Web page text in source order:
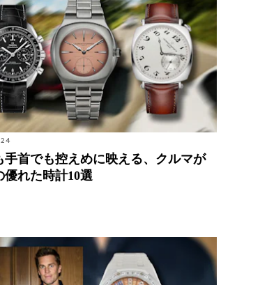
計10選
手首でも控えめに映える、クルマが
優れた時計10選
トム・ブレイディのオークションにユニー
ロイヤル オーク フライング トゥールビ
複数の時計が出品